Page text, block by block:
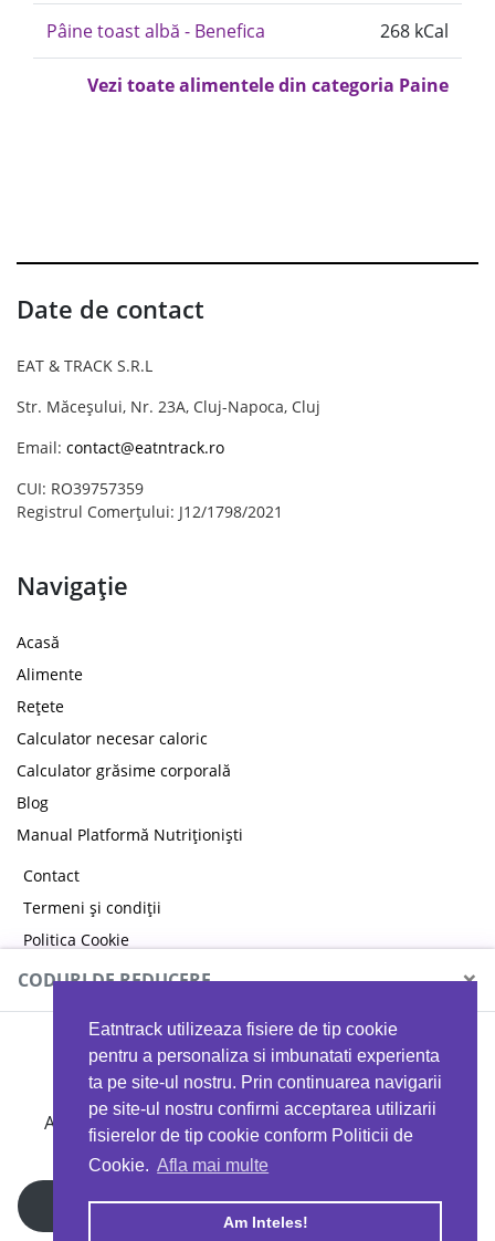
Eatntrack utilizeaza fisiere de tip cookie
pentru a personaliza si imbunatati experienta
ta pe site-ul nostru. Prin continuarea navigarii
pe site-ul nostru confirmi acceptarea utilizarii
fisierelor de tip cookie conform Politicii de
Cookie. Afla mai multe
Am Inteles!
Pâine toast albă - Benefica 268 kCal
Vezi toate alimentele din categoria Paine
Date de contact
EAT & TRACK S.R.L
Str. Măceșului, Nr. 23A, Cluj-Napoca, Cluj
Email: contact@eatntrack.ro
CUI: RO39757359
Registrul Comerțului: J12/1798/2021
Navigație
Acasă
Alimente
Rețete
Calculator necesar caloric
Calculator grăsime corporală
Blog
Manual Platformă Nutriționiști
Contact
Termeni și condiții
Politica Cookie
Politica de confidențialitate
CODURI DE REDUCERE ×
MYPROTEIN
Ai 40%reducere la orice comandă folosind codul
EATTRACK
Profită acum